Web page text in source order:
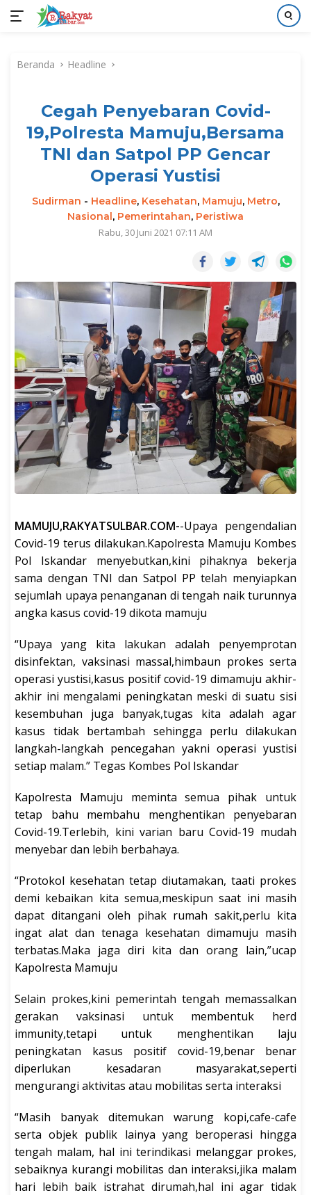
kontenBeranda Headline
Cegah Penyebaran Covid-
19,Polresta Mamuju,Bersama
TNI dan Satpol PP Gencar
Operasi Yustisi
Sudirman - Headline, Kesehatan, Mamuju, Metro,
Nasional, Pemerintahan, Peristiwa
Rabu, 30 Juni 2021 07:11 AM
MAMUJU,RAKYATSULBAR.COM--Upaya pengendalian
Covid-19 terus dilakukan.Kapolresta Mamuju Kombes
Pol Iskandar menyebutkan,kini pihaknya bekerja
sama dengan TNI dan Satpol PP telah menyiapkan
sejumlah upaya penanganan di tengah naik turunnya
angka kasus covid-19 dikota mamuju
“Upaya yang kita lakukan adalah penyemprotan
disinfektan, vaksinasi massal,himbaun prokes serta
operasi yustisi,kasus positif covid-19 dimamuju akhir-
akhir ini mengalami peningkatan meski di suatu sisi
kesembuhan juga banyak,tugas kita adalah agar
kasus tidak bertambah sehingga perlu dilakukan
langkah-langkah pencegahan yakni operasi yustisi
setiap malam.” Tegas Kombes Pol Iskandar
Kapolresta Mamuju meminta semua pihak untuk
tetap bahu membahu menghentikan penyebaran
Covid-19.Terlebih, kini varian baru Covid-19 mudah
menyebar dan lebih berbahaya.
“Protokol kesehatan tetap diutamakan, taati prokes
demi kebaikan kita semua,meskipun saat ini masih
dapat ditangani oleh pihak rumah sakit,perlu kita
ingat alat dan tenaga kesehatan dimamuju masih
terbatas.Maka jaga diri kita dan orang lain,”ucap
Kapolresta Mamuju
Selain prokes,kini pemerintah tengah memassalkan
gerakan vaksinasi untuk membentuk herd
immunity,tetapi untuk menghentikan laju
peningkatan kasus positif covid-19,benar benar
diperlukan kesadaran masyarakat,seperti
mengurangi aktivitas atau mobilitas serta interaksi
“Masih banyak ditemukan warung kopi,cafe-cafe
serta objek publik lainya yang beroperasi hingga
tengah malam, hal ini terindikasi melanggar prokes,
sebaiknya kurangi mobilitas dan interaksi,jika malam
hari lebih baik istrahat dirumah,hal ini agar tidak